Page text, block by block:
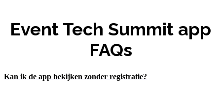
Event Tech Summit app
FAQs
Kan ik de app bekijken zonder registratie?